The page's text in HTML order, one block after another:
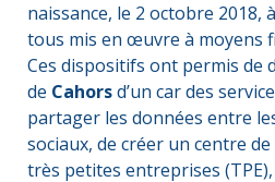
naissance, le 2 octobre 2018,
tous mis en œuvre à moyens
Ces dispositifs ont permis de
de Cahorsd’un car des
partager les données entre
sociaux, de créer un centre
très petites entreprises